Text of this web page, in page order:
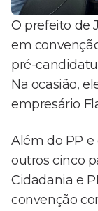
O prefeito de
em
pré-
Na ocasião,
empresário
Além do PP e
outros cinco
Cidadania e
convenção